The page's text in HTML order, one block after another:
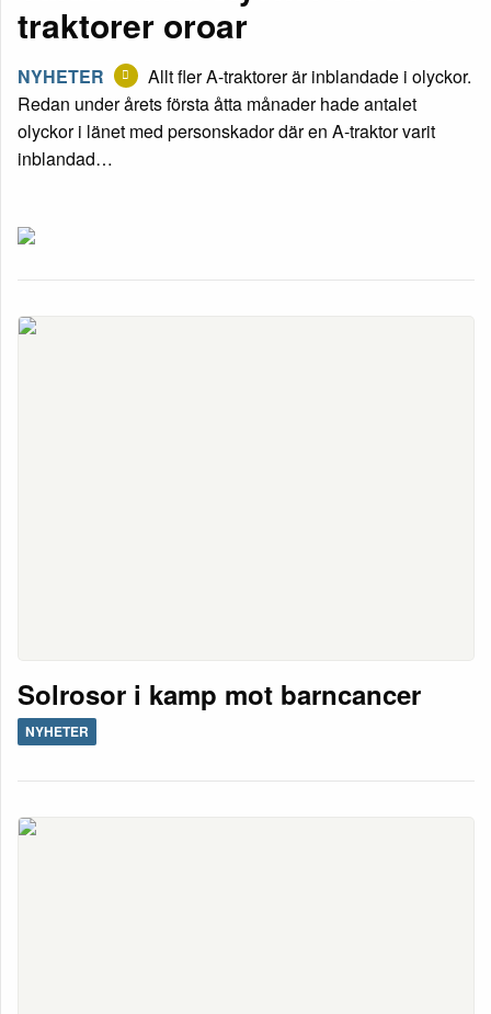
traktorer oroar
NYHETER
Allt fler A-traktorer är inblandade i olyckor.
Redan under årets första åtta månader hade antalet
olyckor i länet med personskador där en A-traktor varit
inblandad…
Solrosor i kamp mot barncancer
NYHETER